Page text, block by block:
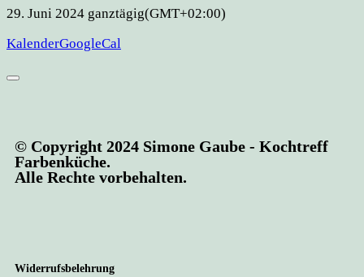
29. Juni 2024 ganztägig(GMT+02:00)
KalenderGoogleCal
© Copyright 2024 Simone Gaube - Kochtreff
Farbenküche.
Alle Rechte vorbehalten.
Widerrufsbelehrung